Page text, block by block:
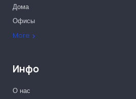
More
Дома
Офисы
Инфо
О нас